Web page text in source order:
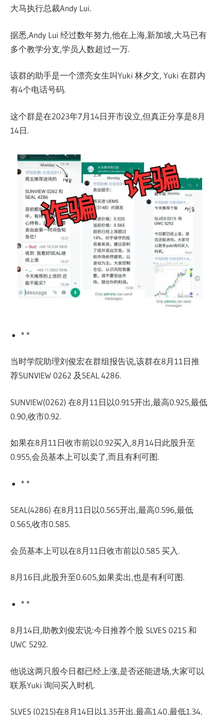
大马执行总裁Andy Lui.
据悉,Andy Lui 经过数年努力,他在上海,新加坡,大马已有
多个教学分支,学员人数超过一万.
该群的助手是一个漂亮女生叫Yuki 林夕文, Yuki 在群内
有4个电话号码.
这个群是在2023年7月14日开市设立,但真正分享是8月
14日.
* *
当时学院助理刘俊宏在群组报告说,该群在8月11日推
荐SUNVIEW 0262 及SEAL 4286.
SUNVIEW(0262) 在8月11日以0.915开出,最高0.925,最低
0.90,收市0.92.
如果在8月11日收市前以0.92买入,8月14日此股升至
0.955,会员基本上可以卖了,而且有利可图.
* *
SEAL(4286) 在8月11日以0.565开出,最高0.596,最低
0.565,收市0.585.
会员基本上可以在8月11日收市前以0.585 买入.
8月16日,此股升至0.605,如果卖出,也是有利可图.
* *
8月14日,助教刘俊宏说:今日推荐个股 SLVES 0215 和
UWC 5292.
他说这两只股今日都已经上涨,是否还能进场,大家可以
联系Yuki 询问买入时机.
SLVES (0215)在8月14日以1.35开出,最高1.40,最低1.34,